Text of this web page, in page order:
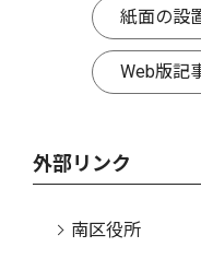
紙面の設
Web版記
外部リンク
南区役所